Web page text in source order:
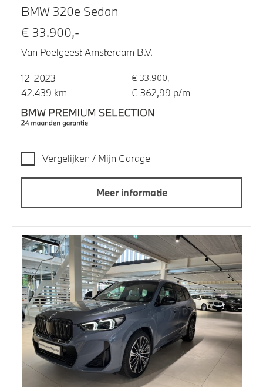
BMW 320e Sedan
€ 33.900,-
Van Poelgeest Amsterdam B.V.
12-2023 € 33.900,-
42.439 km € 362,99 p/m
Vergelijken / Mijn Garage
Meer informatie